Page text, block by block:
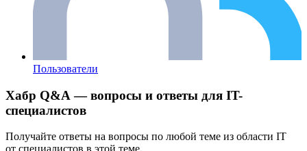
Пользователи
Хабр Q&A — вопросы и ответы для IT-
специалистов
Получайте ответы на вопросы по любой теме из области IT